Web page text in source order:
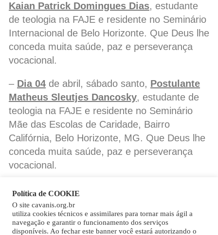
Kaian Patrick Domingues Dias, estudante
de teologia na FAJE e residente no Seminário
Internacional de Belo Horizonte. Que Deus lhe
conceda muita saúde, paz e perseverança
vocacional.
– Dia 04 de abril, sábado santo, Postulante
Matheus Sleutjes Dancosky, estudante de
teologia na FAJE e residente no Seminário
Mãe das Escolas de Caridade, Bairro
Califórnia, Belo Horizonte, MG. Que Deus lhe
conceda muita saúde, paz e perseverança
vocacional.
Copy
Link
Política de COOKIE
O site cavanis.org.br
utiliza cookies técnicos e assimilares para tornar mais ágil a
navegação e garantir o funcionamento dos serviços
disponíveis. Ao fechar este banner você estará autorizando o